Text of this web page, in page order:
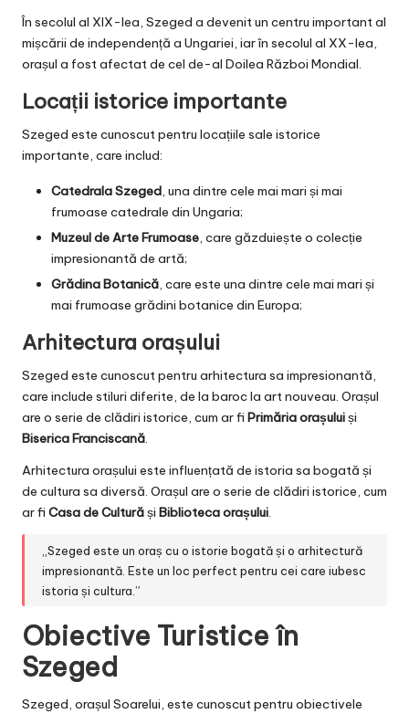
În secolul al XIX-lea, Szeged a devenit un centru important al
mișcării de independență a Ungariei, iar în secolul al XX-lea,
orașul a fost afectat de cel de-al Doilea Război Mondial.
Locații istorice importante
Szeged este cunoscut pentru locațiile sale istorice
importante, care includ:
Catedrala Szeged, una dintre cele mai mari și mai
frumoase catedrale din Ungaria;
Muzeul de Arte Frumoase, care găzduiește o colecție
impresionantă de artă;
Grădina Botanică, care este una dintre cele mai mari și
mai frumoase grădini botanice din Europa;
Arhitectura orașului
Szeged este cunoscut pentru arhitectura sa impresionantă,
care include stiluri diferite, de la baroc la art nouveau. Orașul
are o serie de clădiri istorice, cum ar fi Primăria orașuluiși
Biserica Franciscană.
Arhitectura orașului este influențată de istoria sa bogată și
de cultura sa diversă. Orașul are o serie de clădiri istorice, cum
ar fi Casa de Culturăși Biblioteca orașului.
„Szeged este un oraș cu o istorie bogată și o arhitectură
impresionantă. Este un loc perfect pentru cei care iubesc
istoria și cultura.”
Obiective Turistice în
Szeged
Szeged, orașul Soarelui, este cunoscut pentru obiectivele